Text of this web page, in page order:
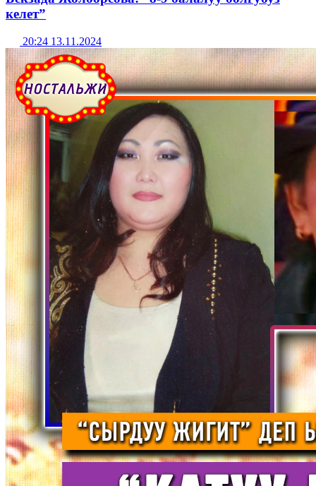
келет”
20:24 13.11.2024